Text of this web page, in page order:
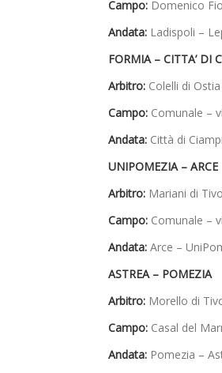
Campo: Domenico
Andata: Ladispoli –
FORMIA – CITTA’ DI
Arbitro: Colelli di
Campo: Comunale –
Andata: Città di
UNIPOMEZIA – ARCE
Arbitro: Mariani di
Campo: Comunale –
Andata: Arce –
ASTREA – POMEZIA
Arbitro: Morello di
Campo: Casal del
Andata: Pomezia –